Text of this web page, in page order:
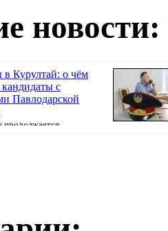
новости:
Курултай: о чём
кандидаты с
Павлодарской
продолжается